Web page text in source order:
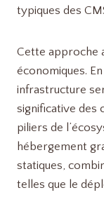
typiques des
Cette approche
économiques.
infrastructure
significative des
piliers de
hébergement
statiques,
telles que le